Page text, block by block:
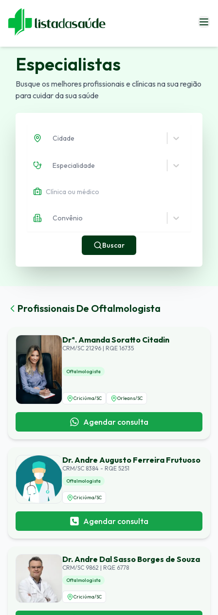
Especialistas
Revistas
Especialistas
Busque os melhores profissionais e clínicas na sua região
para cuidar da sua saúde
Cidade
Especialidade
Convênio
Buscar
Profissionais De Oftalmologista
Drª. Amanda Soratto Citadin
CRM/SC 21296 | RQE 16735
Oftalmologista
Criciúma/SC Orleans/SC
Agendar consulta
Dr. Andre Augusto Ferreira Frutuoso
CRM/SC 8384 - RQE 5251
Oftalmologista
Criciúma/SC
Agendar consulta
Dr. Andre Dal Sasso Borges de Souza
CRM/SC 9862 | RQE 6778
Oftalmologista
Criciúma/SC